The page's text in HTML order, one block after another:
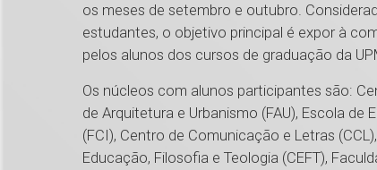
os meses de setembro e outubro.
estudantes, o objetivo principal é expor à
pelos alunos dos cursos de graduação da
Os núcleos com alunos participantes são:
de Arquitetura e Urbanismo (FAU), Escola
(FCI), Centro de Comunicação e Letras
Educação, Filosofia e Teologia (CEFT),